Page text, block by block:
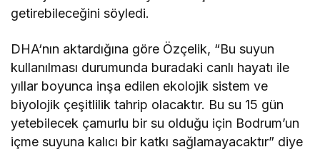
getirebileceğini söyledi.
DHA‘nın aktardığına göre Özçelik, “Bu suyun
kullanılması durumunda buradaki canlı hayatı ile
yıllar boyunca inşa edilen ekolojik sistem ve
biyolojik çeşitlilik tahrip olacaktır. Bu su 15 gün
yetebilecek çamurlu bir su olduğu için Bodrum’un
içme suyuna kalıcı bir katkı sağlamayacaktır” diye